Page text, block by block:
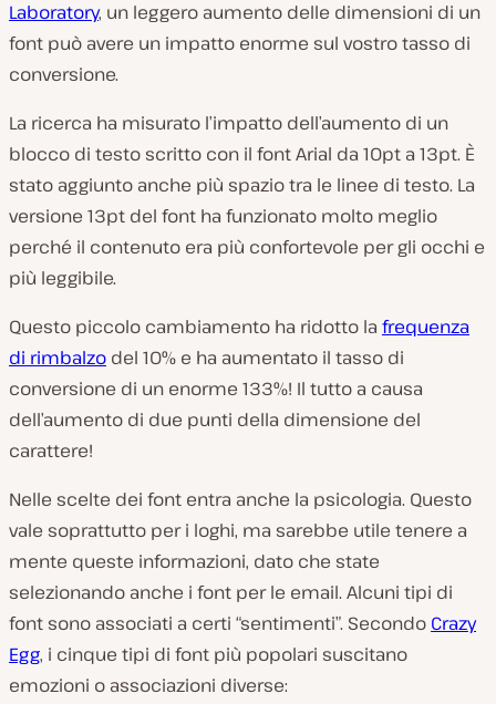
Laboratory, un leggero aumento delle dimensioni di un
font può avere un impatto enorme sul vostro tasso di
conversione.
La ricerca ha misurato l’impatto dell’aumento di un
blocco di testo scritto con il font Arial da 10pt a 13pt. È
stato aggiunto anche più spazio tra le linee di testo. La
versione 13pt del font ha funzionato molto meglio
perché il contenuto era più confortevole per gli occhi e
più leggibile.
Questo piccolo cambiamento ha ridotto la frequenza
di rimbalzo del 10% e ha aumentato il tasso di
conversione di un enorme 133%! Il tutto a causa
dell’aumento di due punti della dimensione del
carattere!
Nelle scelte dei font entra anche la psicologia. Questo
vale soprattutto per i loghi, ma sarebbe utile tenere a
mente queste informazioni, dato che state
selezionando anche i font per le email. Alcuni tipi di
font sono associati a certi “sentimenti”. Secondo Crazy
Egg, i cinque tipi di font più popolari suscitano
emozioni o associazioni diverse: